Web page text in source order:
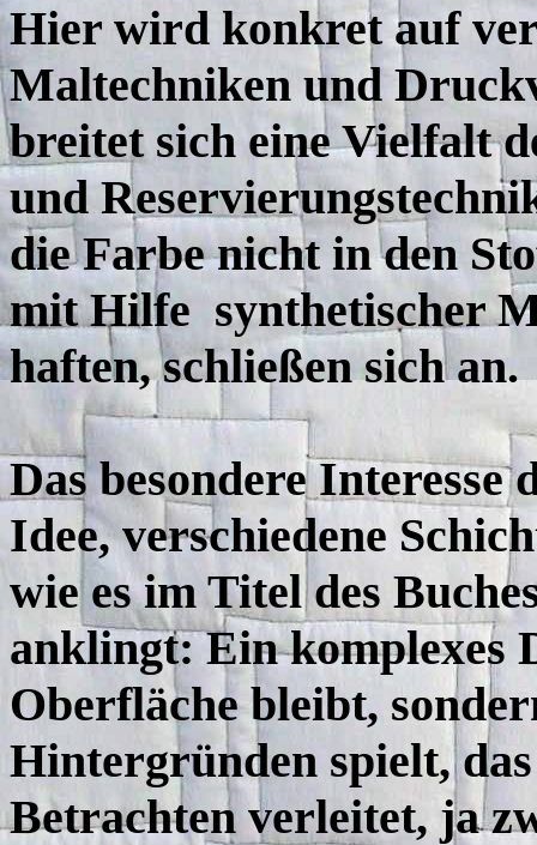
Hier wird konkret auf
Maltechniken und
breitet sich eine Vielfalt
und
die Farbe nicht in den
mit Hilfe synthetischer
haften, schließen sich an.
Das besondere
Idee, verschiedene
wie es im Titel des
anklingt: Ein komplexes
Oberfläche bleibt,
Hintergründen spielt,
Betrachten verleitet, ja